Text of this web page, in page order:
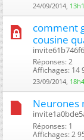
24/09/2014,
comment
cousine
Réponses: 2
Affichages: 14
23/09/2014,
Neurones
Réponses: 1
Affichages: 2